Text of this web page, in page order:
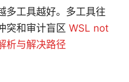
多工具越好。多工具往
突和审计盲区 WSL not
析与解决路径